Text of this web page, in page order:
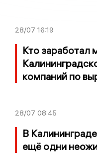
28/07 16:19
Кто заработал
компаний по
28/07 08:45
В
ещё одни